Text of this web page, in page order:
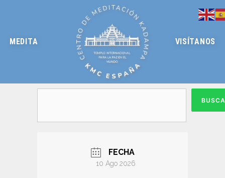
MEDITA VISÍTANOS
FECHA
10 Ago 2026